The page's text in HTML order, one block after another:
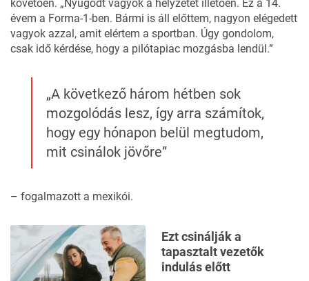
követően. „Nyugodt vagyok a helyzetet illetően. Ez a 14.
évem a Forma-1-ben. Bármi is áll előttem, nagyon elégedett
vagyok azzal, amit elértem a sportban. Úgy gondolom,
csak idő kérdése, hogy a pilótapiac mozgásba lendül.”
„A következő három hétben sok
mozgolódás lesz, így arra számítok,
hogy egy hónapon belül megtudom,
mit csinálok jövőre”
– fogalmazott a mexikói.
Ezt csinálják a
tapasztalt vezetők
indulás előtt